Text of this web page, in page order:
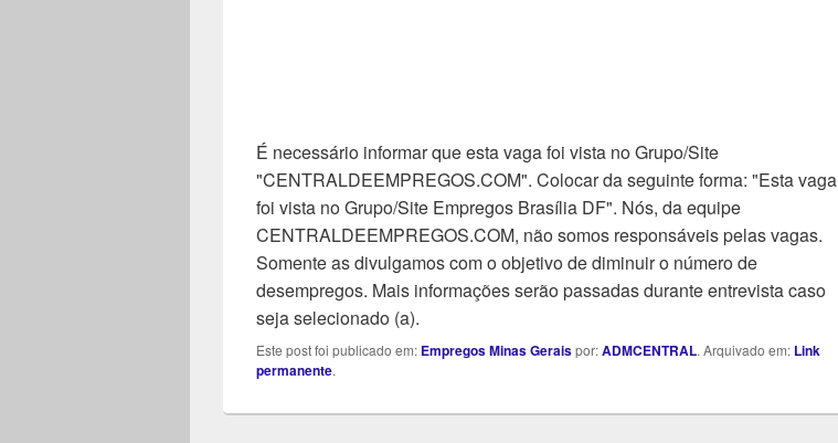
É necessário informar que esta vaga foi vista no Grupo/Site
"CENTRALDEEMPREGOS.COM". Colocar da seguinte forma: "Esta vaga
foi vista no Grupo/Site Empregos Brasília DF". Nós, da equipe
CENTRALDEEMPREGOS.COM, não somos responsáveis pelas vagas.
Somente as divulgamos com o objetivo de diminuir o número de
desempregos. Mais informações serão passadas durante entrevista caso
seja selecionado (a).
Este post foi publicado em: Empregos Minas Geraispor:ADMCENTRAL. Arquivado em: Link
permanente.